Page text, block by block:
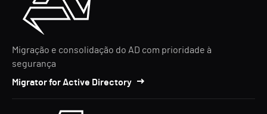
Migração e consolidação do AD com prioridade à
segurança
Migrator for Active Directory